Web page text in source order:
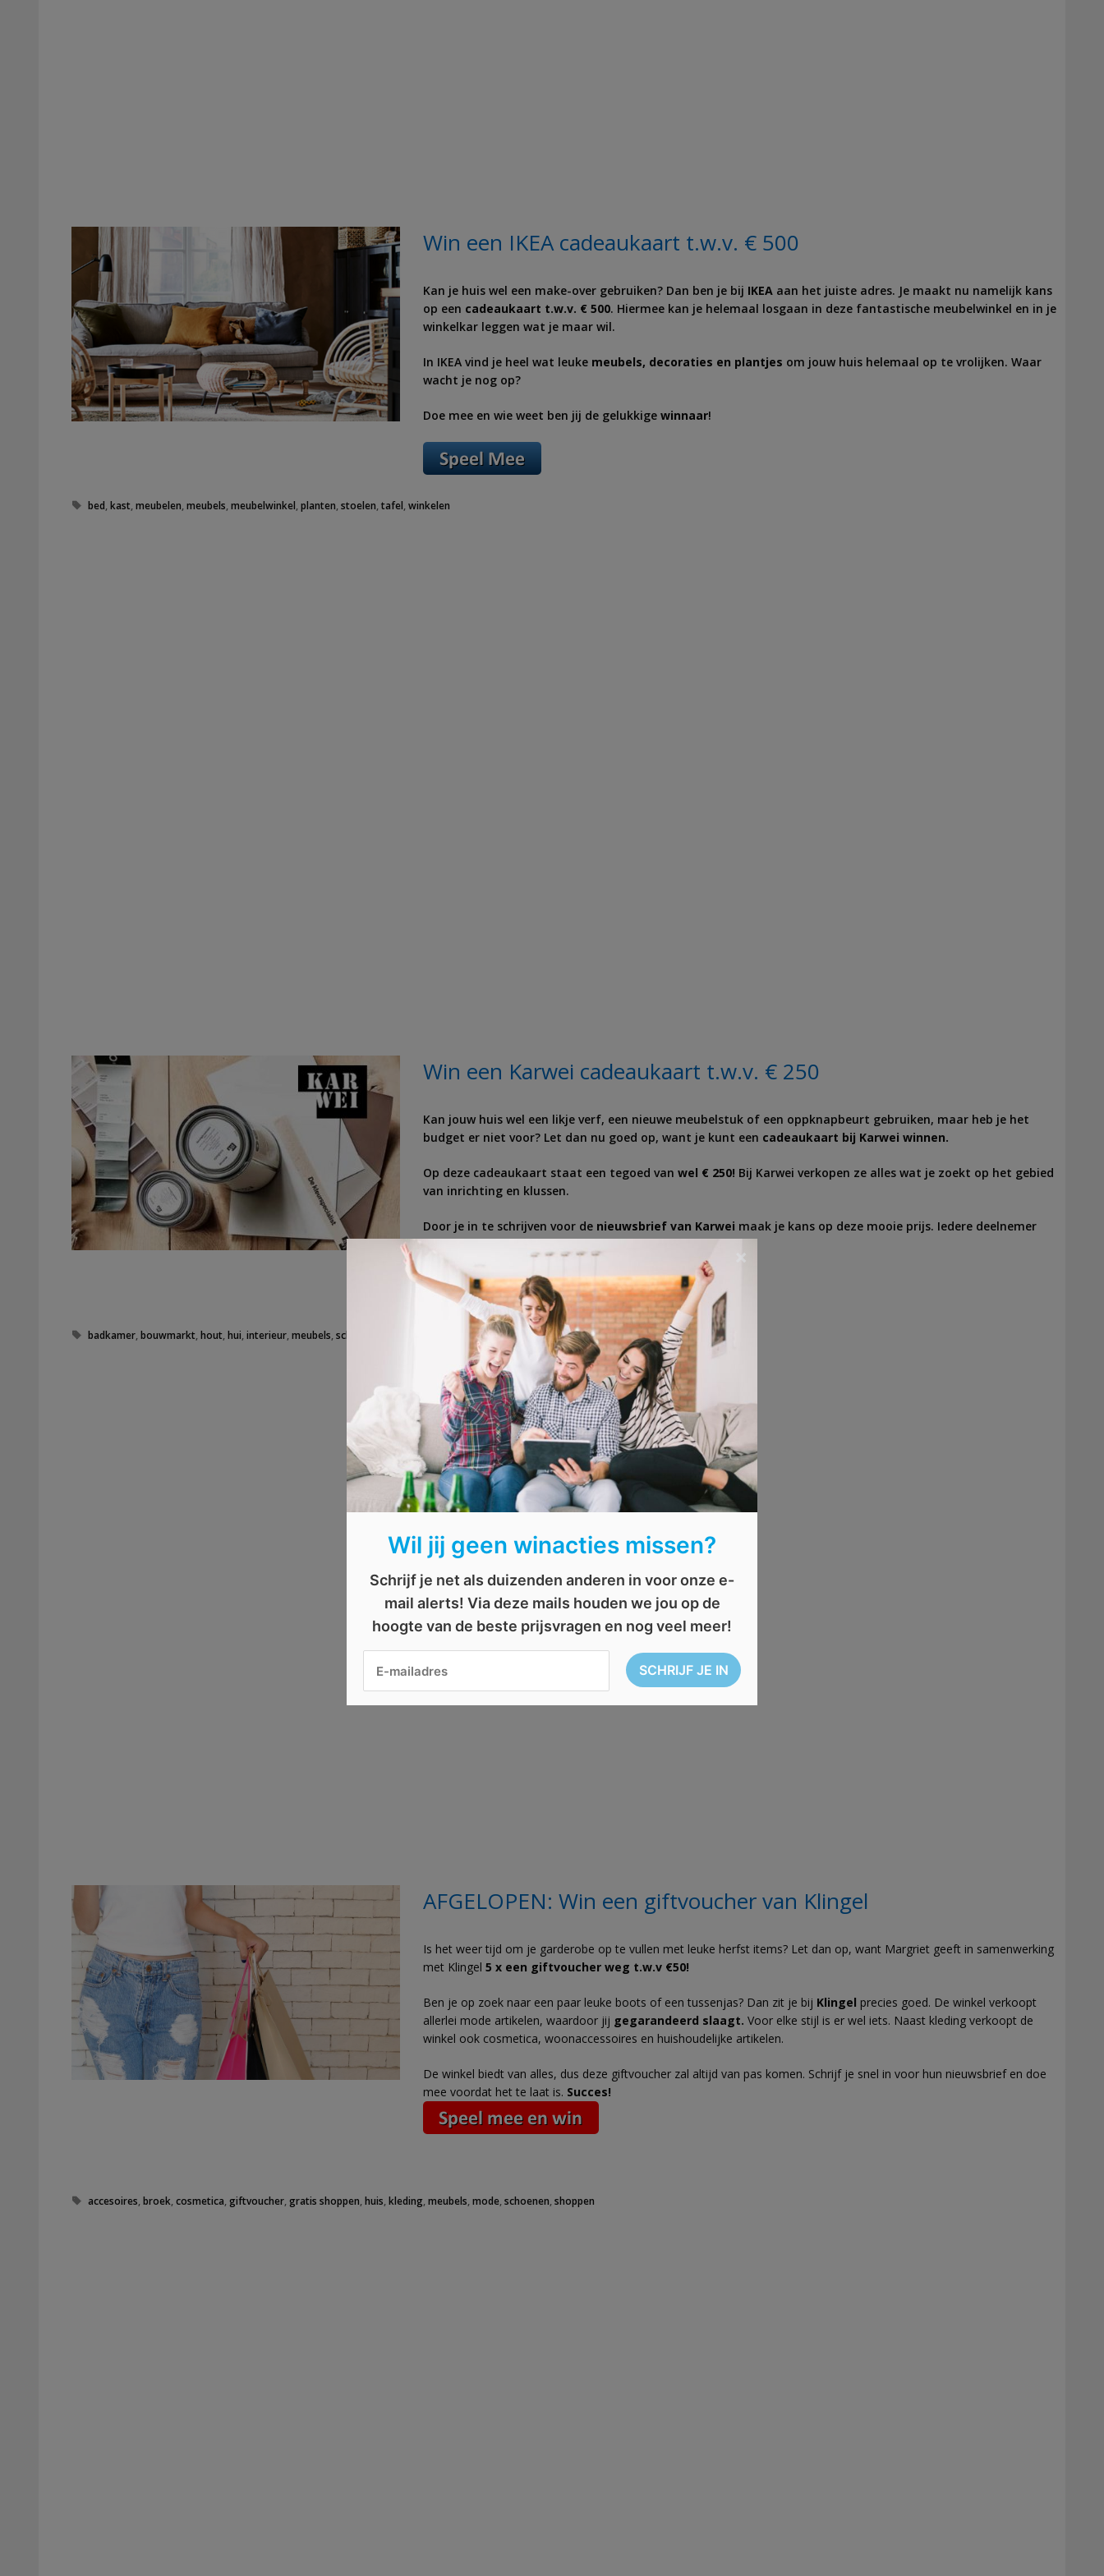
Win een IKEA cadeaukaart t.w.v. € 500
Kan je huis wel een make-over gebruiken? Dan ben je bij IKEA aan het juiste adres. Je maakt nu namelijk kans
op een cadeaukaart t.w.v. € 500. Hiermee kan je helemaal losgaan in deze fantastische meubelwinkel en in je
winkelkar leggen wat je maar wil.
In IKEA vind je heel wat leuke meubels, decoraties en plantjes om jouw huis helemaal op te vrolijken. Waar
wacht je nog op?
Doe mee en wie weet ben jij de gelukkige winnaar!
Tags
bed,kast,meubelen,meubels,meubelwinkel,planten,stoelen,tafel,winkelen
Win een Karwei cadeaukaart t.w.v. € 250
Kan jouw huis wel een likje verf, een nieuwe meubelstuk of een oppknapbeurt gebruiken, maar heb je het
budget er niet voor? Let dan nu goed op, want je kunt een cadeaukaart bij Karwei winnen.
Op deze cadeaukaart staat een tegoed van wel € 250! Bij Karwei verkopen ze alles wat je zoekt op het gebied
van inrichting en klussen.
Door je in te schrijven voor de nieuwsbrief van Karwei maak je kans op deze mooie prijs. Iedere deelnemer
Tags
badkamer ,bouwmarkt ,hout ,hui ,interieur ,meubels ,schileren woonkamer
AFGELOPEN: Win een giftvoucher van Klingel
Is het weer tijd om je garderobe op te vullen met leuke herfst items? Let dan op, want Margriet geeft in samenwerking
met Klingel 5 x een giftvoucher weg t.w.v €50!
Ben je op zoek naar een paar leuke boots of een tussenjas? Dan zit je bij Klingel precies goed. De winkel verkoopt
allerlei mode artikelen, waardoor jij gegarandeerd slaagt. Voor elke stijl is er wel iets. Naast kleding verkoopt de
winkel ook cosmetica, woonaccessoires en huishoudelijke artikelen.
De winkel biedt van alles, dus deze giftvoucher zal altijd van pas komen. Schrijf je snel in voor hun nieuwsbrief en doe
mee voordat het te laat is. Succes!
Tags
accesoires ,broek ,cosmetica ,giftvoucher ,gratis shoppen ,huis ,kleding ,meubels ,mode ,schoenen ,shoppen
Wil jij geen winacties missen?
Schrijf je net als duizenden anderen in voor onze e-
mail alerts! Via deze mails houden we jou op de
hoogte van de beste prijsvragen en nog veel meer!
×